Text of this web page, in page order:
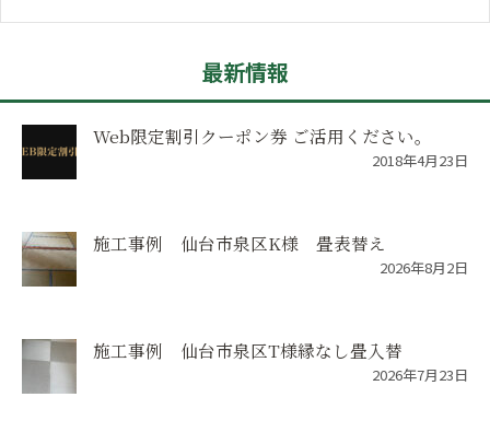
最新情報
Web限定割引クーポン券 ご活用ください。
2018年4月23日
施工事例 仙台市泉区K様 畳表替え
2026年8月2日
施工事例 仙台市泉区T様縁なし畳入替
2026年7月23日